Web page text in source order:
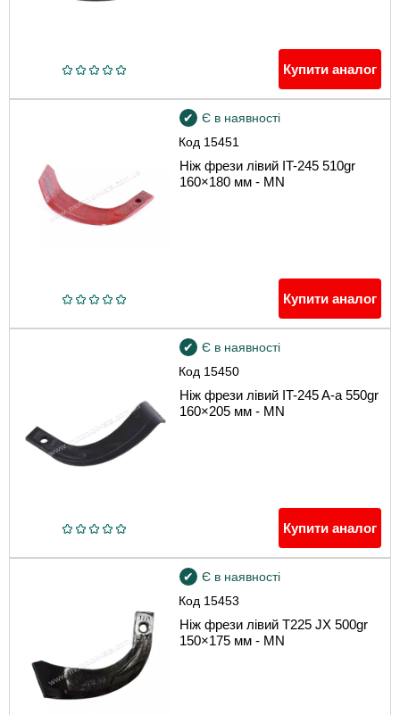
Купити аналог
Код 15451
Є в наявності
Ніж фрези лівий IT-245 510gr
160×180 мм - MN
Купити аналог
Код 15450
Є в наявності
Ніж фрези лівий IT-245 A-a 550gr
160×205 мм - MN
Купити аналог
Код 15453
Є в наявності
Ніж фрези лівий Т225 JX 500gr
150×175 мм - MN